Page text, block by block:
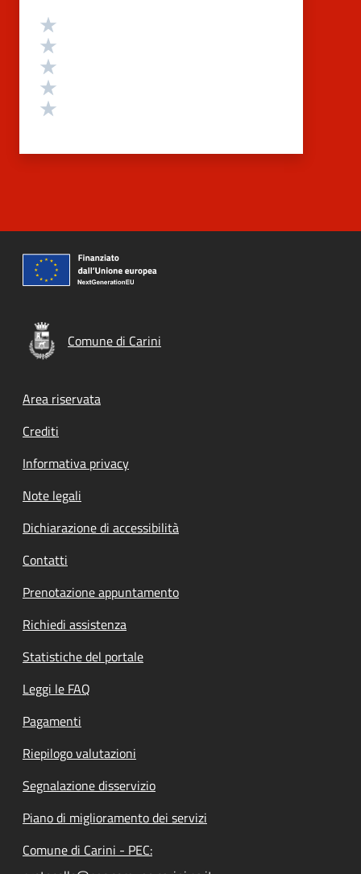
Valutazione
Comune di Carini
Footer menu
Area riservata
Crediti
Informativa privacy
Note legali
Dichiarazione di accessibilità
Contatti
Prenotazione appuntamento
Richiedi assistenza
Statistiche del portale
Leggi le FAQ
Pagamenti
Riepilogo valutazioni
Segnalazione disservizio
Piano di miglioramento dei servizi
Comune di Carini - PEC: